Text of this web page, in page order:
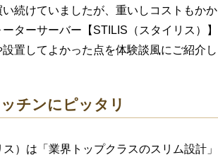
続けていましたが、重いしコストもかか
ターサーバー【STILIS（スタイリス）】
置してよかった点を体験談風にご紹介し
チンにピッタリ
）は「業界トップクラスのスリム設計」